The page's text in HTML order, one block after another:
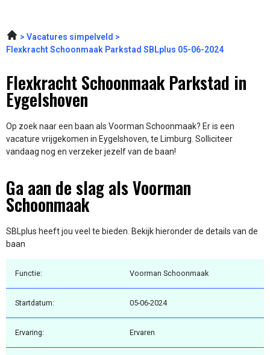
Vacatures simpelveld
Flexkracht Schoonmaak Parkstad SBLplus 05-06-2024
Flexkracht Schoonmaak Parkstad in
Eygelshoven
Op zoek naar een baan als Voorman Schoonmaak? Er is een
vacature vrijgekomen in Eygelshoven, te Limburg. Solliciteer
vandaag nog en verzeker jezelf van de baan!
Ga aan de slag als Voorman
Schoonmaak
SBLplus heeft jou veel te bieden. Bekijk hieronder de details van de
baan
Functie: Voorman Schoonmaak
Startdatum: 05-06-2024
Ervaring: Ervaren